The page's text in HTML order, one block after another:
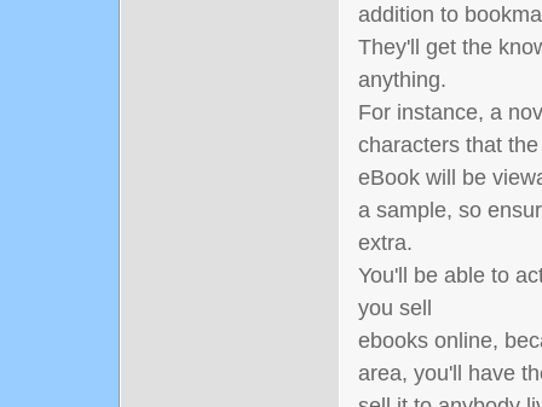
addition to
They'll get the
anything.
For instance, a
characters that
eBook will be
a sample, so
extra.
You'll be able to
you sell
ebooks online,
area, you'll have